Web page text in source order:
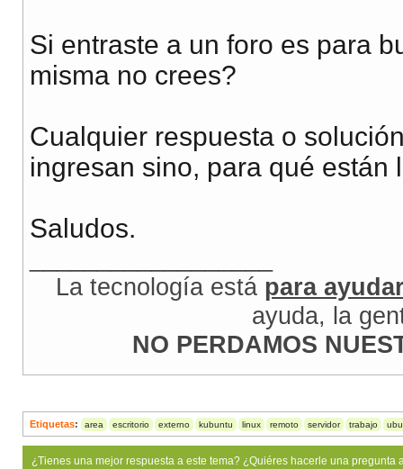
Si entraste a un foro es para
misma no crees?
Cualquier respuesta o
ingresan sino, para qué están
Saludos.
La tecnología está para
ayuda, la
NO PERDAMOS
Etiquetas: area escritorio externo kubuntu linux remoto servidor trabajo
¿Tienes una mejor respuesta a este tema? ¿Quiéres hacerle una